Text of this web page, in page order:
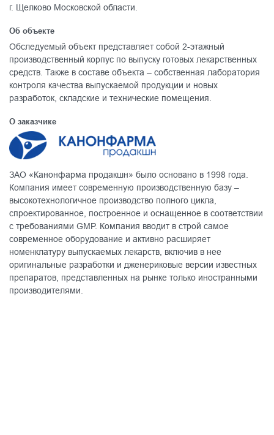
г. Щелково Московской области.
Об объекте
Обследуемый объект представляет собой 2-этажный
производственный корпус по выпуску готовых лекарственных
средств. Также в составе объекта – собственная лаборатория
контроля качества выпускаемой продукции и новых
разработок, складские и технические помещения.
О заказчике
ЗАО «Канонфарма продакшн» было основано в 1998 года.
Компания имеет современную производственную базу –
высокотехнологичное производство полного цикла,
спроектированное, построенное и оснащенное в соответствии
с требованиями GMP. Компания вводит в строй самое
современное оборудование и активно расширяет
номенклатуру выпускаемых лекарств, включив в нее
оригинальные разработки и дженериковые версии известных
препаратов, представленных на рынке только иностранными
производителями.